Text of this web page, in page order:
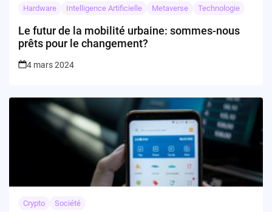
Hardware Intelligence Artificielle Metaverse Technologie
Le futur de la mobilité urbaine: sommes-nous
prêts pour le changement?
4 mars 2024
Crypto Société